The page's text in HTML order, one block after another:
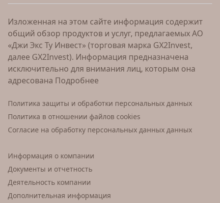
Изложенная на этом сайте информация содержит
общий обзор продуктов и услуг, предлагаемых АО
«Джи Экс Ту Инвест» (торговая марка GX2Invest,
далее GX2Invest). Информация предназначена
исключительно для внимания лиц, которым она
адресована Подробнее
Политика защиты и обработки персональных данных
Политика в отношении файлов cookies
Согласие на обработку персональных данных данных
Информация о компании
Документы и отчетность
Деятельность компании
Дополнительная информация